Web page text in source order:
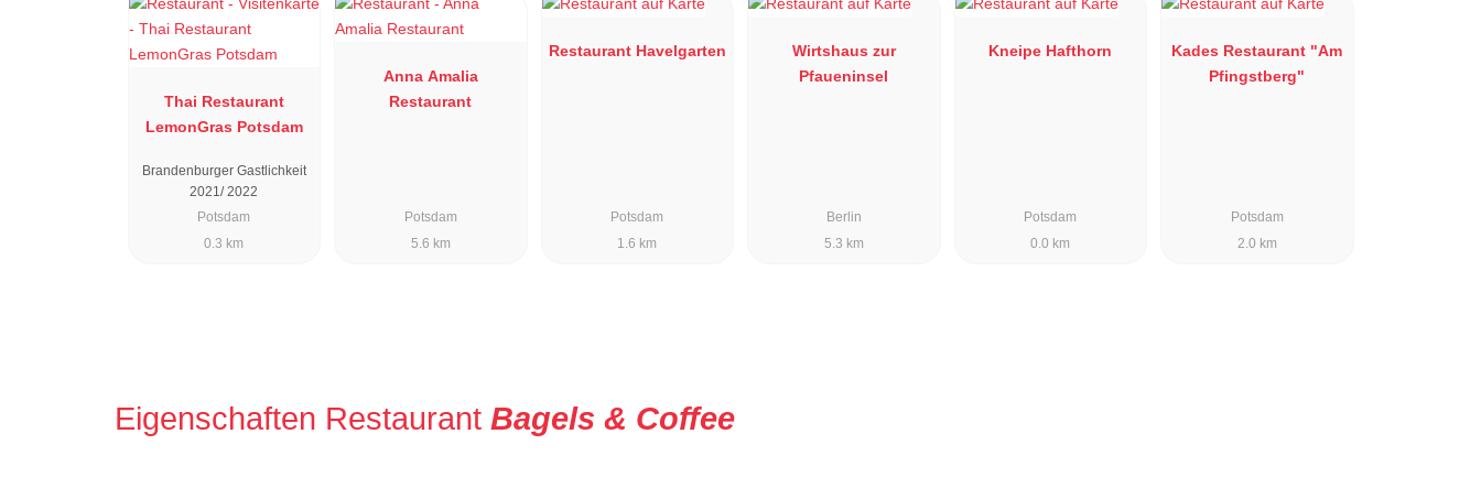
Thai Restaurant
LemonGras Potsdam
Brandenburger Gastlichkeit
2021/ 2022
Potsdam
0.3 km
Anna Amalia
Restaurant
Potsdam
5.6 km
Restaurant Havelgarten
Potsdam
1.6 km
Wirtshaus zur
Pfaueninsel
Berlin
5.3 km
Kneipe Hafthorn
Potsdam
0.0 km
Kades Restaurant "Am
Pfingstberg"
Potsdam
2.0 km
Eigenschaften Restaurant Bagels & Coffee